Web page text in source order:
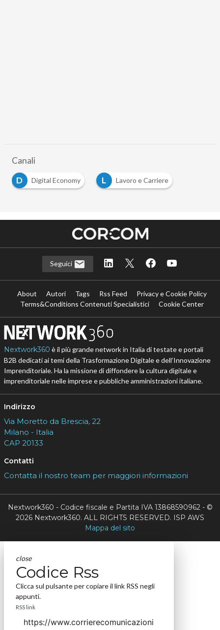
Canali
D
Digital Economy L Lavoro e Carriere
Seguici
About Autori Tags Rss Feed
Privacy e Cookie Policy
Terms&Conditions Contenuti Specialistici
Cookie Center
Nextwork360 è il più grande network in Italia di testate e portali
B2B dedicati ai temi della Trasformazione Digitale e dell’Innovazione
Imprenditoriale. Ha la missione di diffondere la cultura digitale e
imprenditoriale nelle imprese e pubbliche amministrazioni italiane.
Indirizzo
Via Moretto da Brescia, 22
Milano - Italia
CAP 20133
Contatti
Contatta il nostro team per maggiori informazioni
Nextwork360 - Codice fiscale e Partita IVA 13868590962 - ©
2026 Nextwork360. ALL RIGHTS RESERVED. ISP AWS
Mappa del sito
close
Codice Rss
Clicca sul pulsante per copiare il link RSS negli
appunti.
RSS link